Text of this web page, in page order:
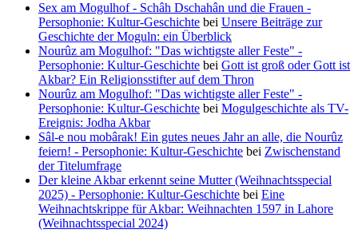
Sex am Mogulhof - Schâh Dschahân und die Frauen -
Persophonie: Kultur-Geschichte bei Unsere Beiträge zur
Geschichte der Moguln: ein Überblick
Nourûz am Mogulhof: "Das wichtigste aller Feste" -
Persophonie: Kultur-Geschichte bei Gott ist groß oder Gott ist
Akbar? Ein Religionsstifter auf dem Thron
Nourûz am Mogulhof: "Das wichtigste aller Feste" -
Persophonie: Kultur-Geschichte bei Mogulgeschichte als TV-
Ereignis: Jodha Akbar
Sâl-e nou mobârak! Ein gutes neues Jahr an alle, die Nourûz
feiern! - Persophonie: Kultur-Geschichte bei Zwischenstand
der Titelumfrage
Der kleine Akbar erkennt seine Mutter (Weihnachtsspecial
2025) - Persophonie: Kultur-Geschichte bei Eine
Weihnachtskrippe für Akbar: Weihnachten 1597 in Lahore
(Weihnachtsspecial 2024)